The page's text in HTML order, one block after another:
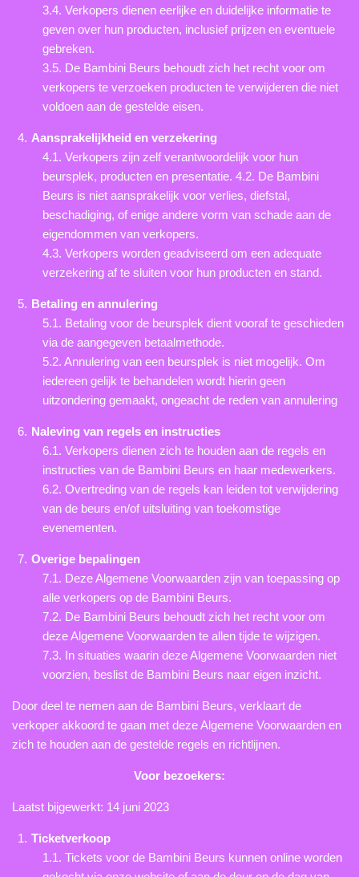
3.4. Verkopers dienen eerlijke en duidelijke informatie te
geven over hun producten, inclusief prijzen en eventuele
gebreken.
3.5. De Bambini Beurs behoudt zich het recht voor om
verkopers te verzoeken producten te verwijderen die niet
voldoen aan de gestelde eisen.
Aansprakelijkheid en verzekering
4.1. Verkopers zijn zelf verantwoordelijk voor hun
beursplek, producten en presentatie. 4.2. De Bambini
Beurs is niet aansprakelijk voor verlies, diefstal,
beschadiging, of enige andere vorm van schade aan de
eigendommen van verkopers.
4.3. Verkopers worden geadviseerd om een adequate
verzekering af te sluiten voor hun producten en stand.
Betaling en annulering
5.1. Betaling voor de beursplek dient vooraf te geschieden
via de aangegeven betaalmethode.
5.2. Annulering van een beursplek is niet mogelijk. Om
iedereen gelijk te behandelen wordt hierin geen
uitzondering gemaakt, ongeacht de reden van annulering
Naleving van regels en instructies
6.1. Verkopers dienen zich te houden aan de regels en
instructies van de Bambini Beurs en haar medewerkers.
6.2. Overtreding van de regels kan leiden tot verwijdering
van de beurs en/of uitsluiting van toekomstige
evenementen.
Overige bepalingen
7.1. Deze Algemene Voorwaarden zijn van toepassing op
alle verkopers op de Bambini Beurs.
7.2. De Bambini Beurs behoudt zich het recht voor om
deze Algemene Voorwaarden te allen tijde te wijzigen.
7.3. In situaties waarin deze Algemene Voorwaarden niet
voorzien, beslist de Bambini Beurs naar eigen inzicht.
Door deel te nemen aan de Bambini Beurs, verklaart de
verkoper akkoord te gaan met deze Algemene Voorwaarden en
zich te houden aan de gestelde regels en richtlijnen.
Voor bezoekers:
Laatst bijgewerkt: 14 juni 2023
Ticketverkoop
1.1. Tickets voor de Bambini Beurs kunnen online worden